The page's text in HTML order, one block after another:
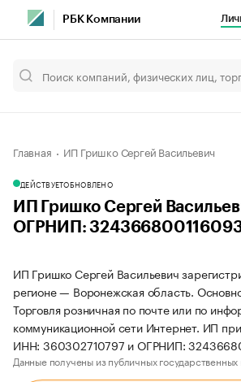
РБК Компании
Главная ИП Гришко Сергей Васильевич
ДЕЙСТВУЕТОБНОВЛЕНО
ИП Гришко Сергей
ОГРНИП:
ИП Гришко Сергей Васильевич
регионе — Воронежская область.
Торговля розничная по почте или по
коммуникационной сети Интернет. ИП
ИНН: 360302710797 и ОГРНИП:
Данные получены из публичных государственных